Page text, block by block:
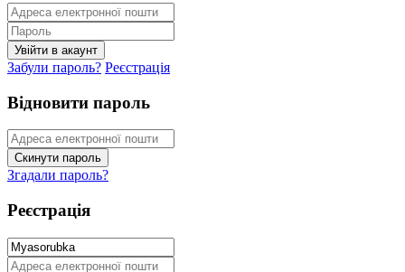
Забули пароль? Реєстрація
Відновити пароль
Згадали пароль?
Реєстрація